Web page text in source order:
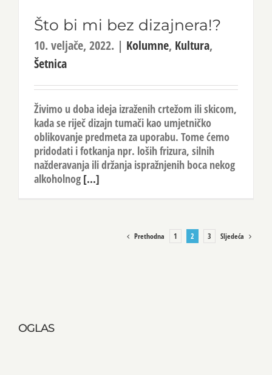
Što bi mi bez dizajnera!?
10. veljače, 2022. | Kolumne, Kultura,
Šetnica
Živimo u doba ideja izraženih crtežom ili skicom,
kada se riječ dizajn tumači kao umjetničko
oblikovanje predmeta za uporabu. Tome ćemo
pridodati i fotkanja npr. loših frizura, silnih
nažderavanja ili držanja ispražnjenih boca nekog
alkoholnog [...]
Prethodna 1 2 3 Sljedeća
OGLAS